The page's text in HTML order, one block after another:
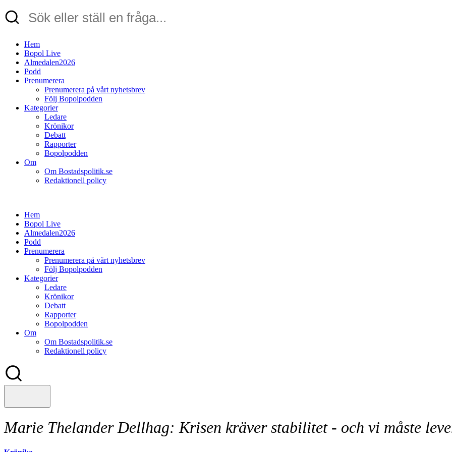
Hem
Bopol Live
Almedalen2026
Podd
Prenumerera
Prenumerera på vårt nyhetsbrev
Följ Bopolpodden
Kategorier
Ledare
Krönikor
Debatt
Rapporter
Bopolpodden
Om
Om Bostadspolitik.se
Redaktionell policy
Hem
Bopol Live
Almedalen2026
Podd
Prenumerera
Prenumerera på vårt nyhetsbrev
Följ Bopolpodden
Kategorier
Ledare
Krönikor
Debatt
Rapporter
Bopolpodden
Om
Om Bostadspolitik.se
Redaktionell policy
Marie Thelander Dellhag: Krisen kräver stabilitet - och vi måste